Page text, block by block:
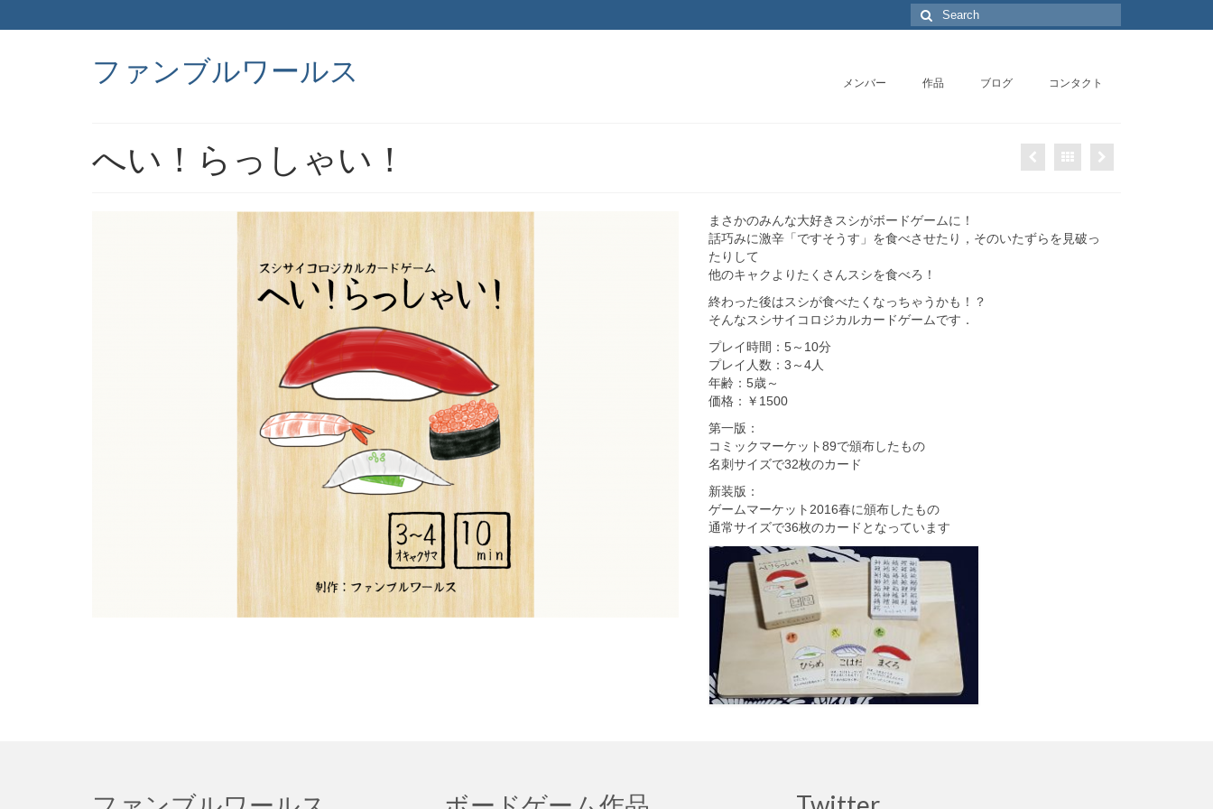
Search
for:
ファンブルワールス メンバー 作品 ブログ コンタクト
へい！らっしゃい！
まさかのみんな大好きスシがボードゲームに！
話巧みに激辛「ですそうす」を食べさせたり，そのいたずらを見破っ
たりして
他のキャクよりたくさんスシを食べろ！
終わった後はスシが食べたくなっちゃうかも！？
そんなスシサイコロジカルカードゲームです．
プレイ時間：5～10分
プレイ人数：3～4人
年齢：5歳～
価格：￥1500
第一版：
コミックマーケット89で頒布したもの
名刺サイズで32枚のカード
新装版：
ゲームマーケット2016春に頒布したもの
通常サイズで36枚のカードとなっています